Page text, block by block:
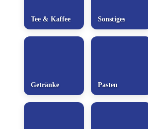
Tee & Kaffee Sonstiges
Getränke Pasten